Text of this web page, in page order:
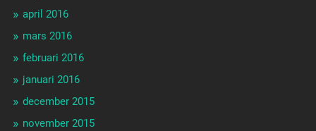
april 2016
mars 2016
februari 2016
januari 2016
december 2015
november 2015